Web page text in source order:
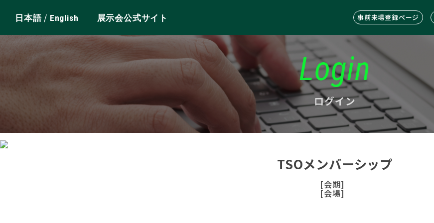
日本語/ English 展示会公式サイト 事前来場登録ページ
Login
ログイン
TSOメンバーシップ
[会期]
[会場]